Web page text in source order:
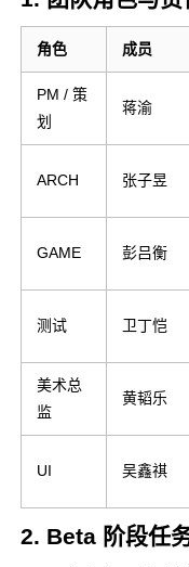
角色 成员
PM / 策
划
蒋渝
ARCH 张子昱
GAME 彭吕衡
测试 卫丁恺
美术总
监
黄韬乐
UI 吴鑫祺
2. Beta 阶段任